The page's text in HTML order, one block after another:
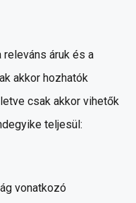
releváns áruk és a
akkor hozhatók
csak akkor vihetők
teljesül:
vonatkozó